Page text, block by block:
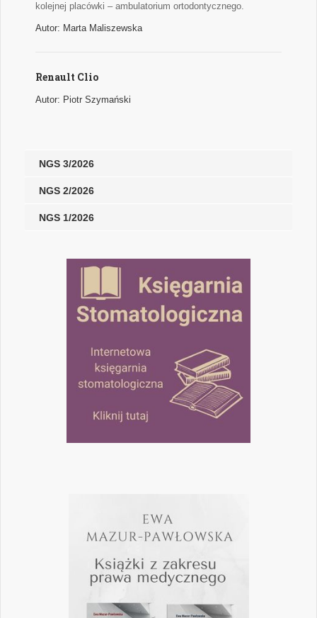
kolejnej placówki – ambulatorium ortodontycznego.
Autor: Marta Maliszewska
Renault Clio
Autor: Piotr Szymański
NGS 3/2026
NGS 2/2026
NGS 1/2026